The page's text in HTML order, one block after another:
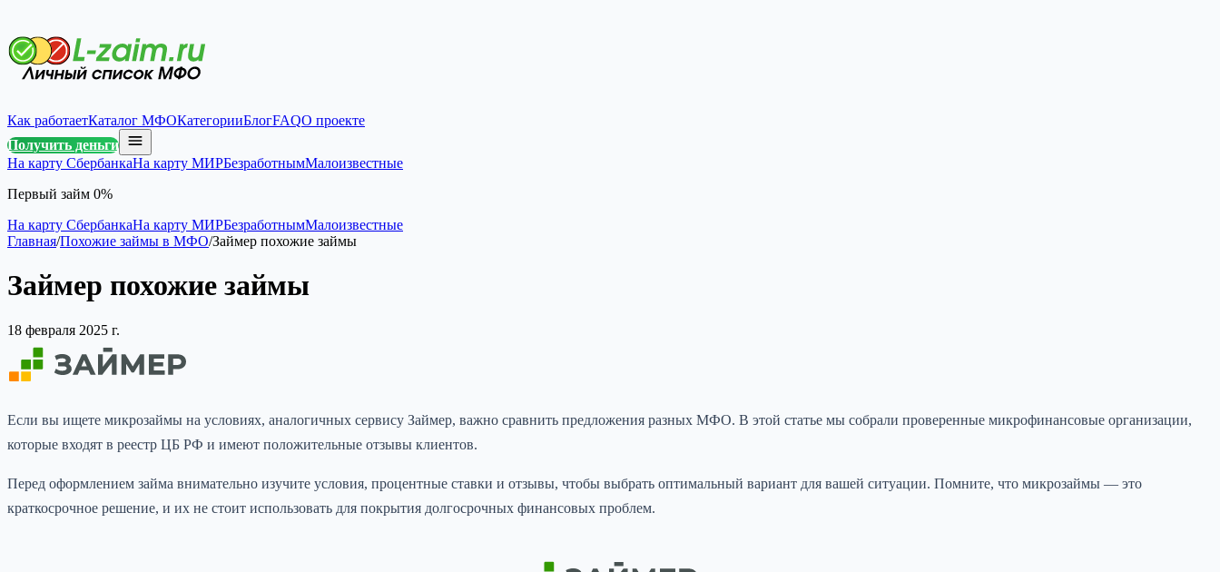
Как работаетКаталог МФОКатегорииБлогFAQО проекте
Получить деньги
На карту СбербанкаНа карту МИРБезработнымМалоизвестные
Первый займ 0%
На карту СбербанкаНа карту МИРБезработнымМалоизвестные
Главная/Похожие займы в МФО/Займер похожие займы
Займер похожие займы
18 февраля 2025 г.
Если вы ищете микрозаймы на условиях, аналогичных сервису Займер, важно сравнить предложения разных МФО. В этой статье мы собрали проверенные микрофинансовые организации,
которые входят в реестр ЦБ РФ и имеют положительные отзывы клиентов.
Перед оформлением займа внимательно изучите условия, процентные ставки и отзывы, чтобы выбрать оптимальный вариант для вашей ситуации. Помните, что микрозаймы — это
краткосрочное решение, и их не стоит использовать для покрытия долгосрочных финансовых проблем.